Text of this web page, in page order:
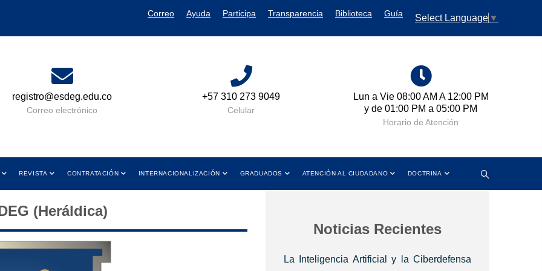
Correo Ayuda Participa Transparencia Biblioteca Guía Select Language ▼
registro@esdeg.edu.co
Correo electrónico
+57 310 273 9049
Celular
Lun a Vie 08:00 AM A 12:00 PM
y de 01:00 PM a 05:00 PM
Horario de Atención
REVISTA CONTRATACIÓN INTERNACIONALIZACIÓN GRADUADOS ATENCIÓN AL CIUDADANO DOCTRINA
(Heráldica)
Noticias Recientes
La Inteligencia Artificial y la Ciberdefensa